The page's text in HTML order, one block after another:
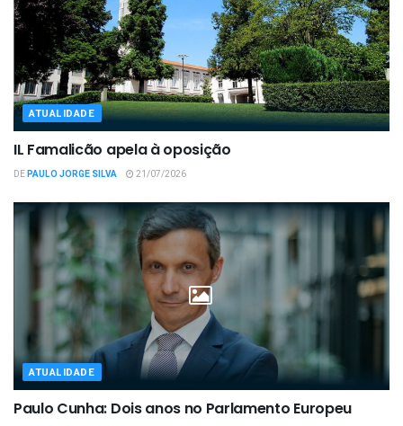
ATUALIDADE
IL Famalicão apela à oposição
DEPAULO JORGE SILVA 21/07/2026
ATUALIDADE
Paulo Cunha: Dois anos no Parlamento Europeu